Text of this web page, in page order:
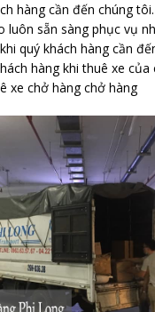
hàng cần đến chúng
luôn sẵn sàng phục vụ
quý khách hàng cần
hàng khi thuê xe của
xe chở hàng chở hàng